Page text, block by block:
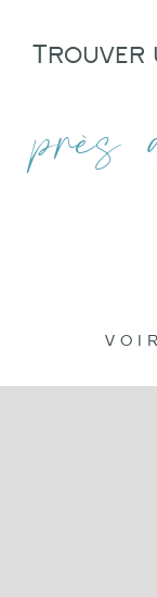
Trouver
près